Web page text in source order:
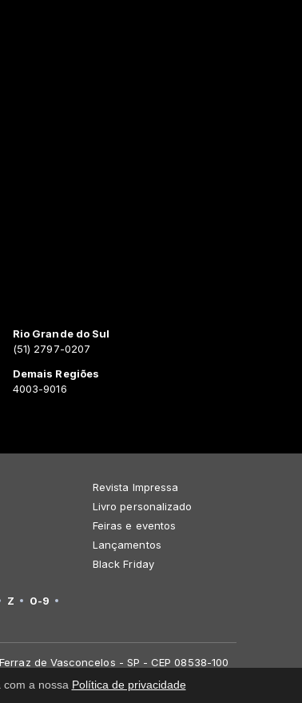
Rio Grande do Sul
(51) 2797-0207
Demais Regiões
4003-9016
Revista Impressa
Livro personalizado
Feiras e eventos
Lançamentos
Black Friday
Z 0-9
de Vasconcelos - SP - CEP 08538-100
com a nossa Política de privacidade